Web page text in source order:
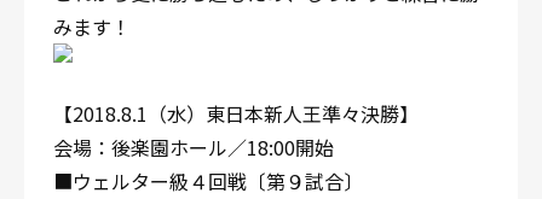
みます！
【2018.8.1（水）東日本新人王準々決勝】
会場：後楽園ホール／18:00開始
■ウェルター級４回戦〔第９試合〕